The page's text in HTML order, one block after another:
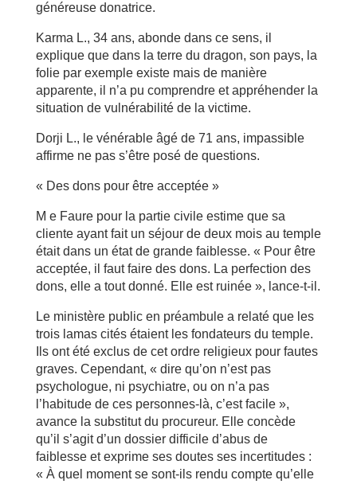
généreuse donatrice.
Karma L., 34 ans, abonde dans ce sens, il
explique que dans la terre du dragon, son pays, la
folie par exemple existe mais de manière
apparente, il n’a pu comprendre et appréhender la
situation de vulnérabilité de la victime.
Dorji L., le vénérable âgé de 71 ans, impassible
affirme ne pas s’être posé de questions.
« Des dons pour être acceptée »
M e Faure pour la partie civile estime que sa
cliente ayant fait un séjour de deux mois au temple
était dans un état de grande faiblesse. « Pour être
acceptée, il faut faire des dons. La perfection des
dons, elle a tout donné. Elle est ruinée », lance-t-il.
Le ministère public en préambule a relaté que les
trois lamas cités étaient les fondateurs du temple.
Ils ont été exclus de cet ordre religieux pour fautes
graves. Cependant, « dire qu’on n’est pas
psychologue, ni psychiatre, ou on n’a pas
l’habitude de ces personnes-là, c’est facile »,
avance la substitut du procureur. Elle concède
qu’il s’agit d’un dossier difficile d’abus de
faiblesse et exprime ses doutes ses incertitudes :
« À quel moment se sont-ils rendu compte qu’elle